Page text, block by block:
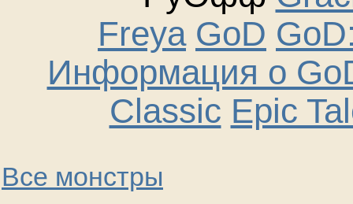
Freya GoD
Информация о
Classic Epic
Все монстры